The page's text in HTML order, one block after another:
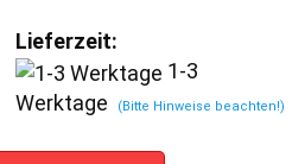
Lieferzeit:
1-3
Werktage
(Bitte Hinweise beachten!)